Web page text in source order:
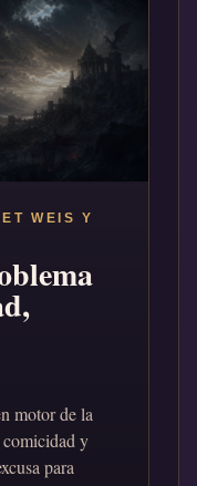
WEIS Y
motor de la
comicidad y
para